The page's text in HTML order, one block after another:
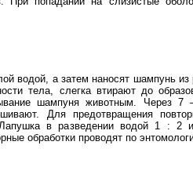
водой, а затем наносят шампунь
тела, слегка втирают до
шампуня животным. Через
Для предотвращения
в разведении водой 1 : 2
обработки проводят по